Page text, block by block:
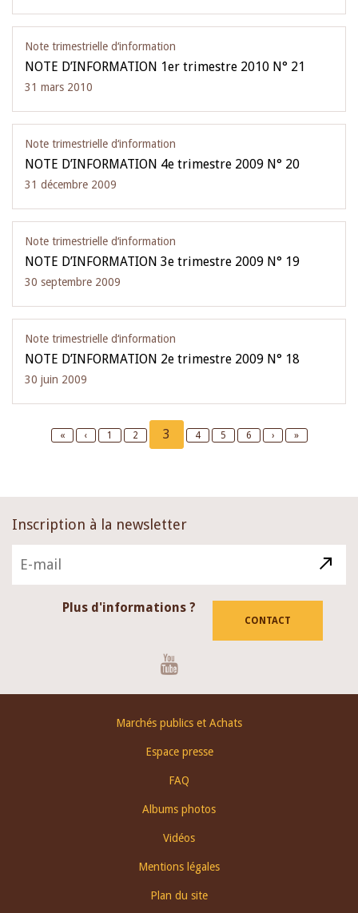
Note trimestrielle d‘information
NOTE D’INFORMATION 1er trimestre 2010 N° 21
31 mars 2010
Note trimestrielle d‘information
NOTE D’INFORMATION 4e trimestre 2009 N° 20
31 décembre 2009
Note trimestrielle d‘information
NOTE D’INFORMATION 3e trimestre 2009 N° 19
30 septembre 2009
Note trimestrielle d‘information
NOTE D’INFORMATION 2e trimestre 2009 N° 18
30 juin 2009
First
«
Previous
‹ Page
1 Page
2
Current
page
3 Page
4 Page
5 Page
6
Next
›
Last
»
Inscription à la newsletter
Plus d'informations ?
CONTACT
Marchés publics et Achats
Espace presse
FAQ
Albums photos
Vidéos
Mentions légales
Plan du site